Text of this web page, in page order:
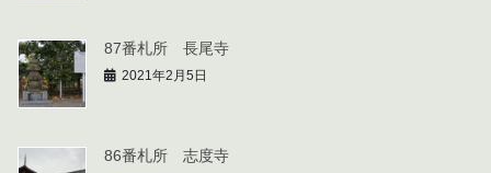
87番札所 長尾寺
2021年2月5日
86番札所 志度寺